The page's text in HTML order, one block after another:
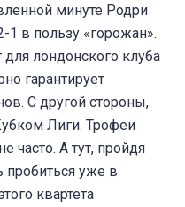
минуте Родри
в пользу «горожан».
лондонского клуба
гарантирует
С другой стороны,
Лиги. Трофеи
часто. А тут, пройдя
пробиться уже в
квартета